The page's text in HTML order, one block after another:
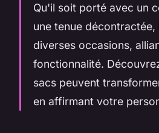
Qu'il soit porté avec un
une tenue décontractée,
diverses occasions,
fonctionnalité.
sacs peuvent
en affirmant votre